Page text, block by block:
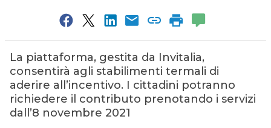
La piattaforma, gestita da Invitalia,
consentirà agli stabilimenti termali di
aderire all’incentivo. I cittadini potranno
richiedere il contributo prenotando i servizi
dall’8 novembre 2021